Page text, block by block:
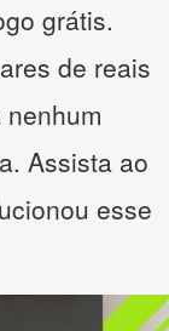
grátis.
de reais
Assista ao
esse